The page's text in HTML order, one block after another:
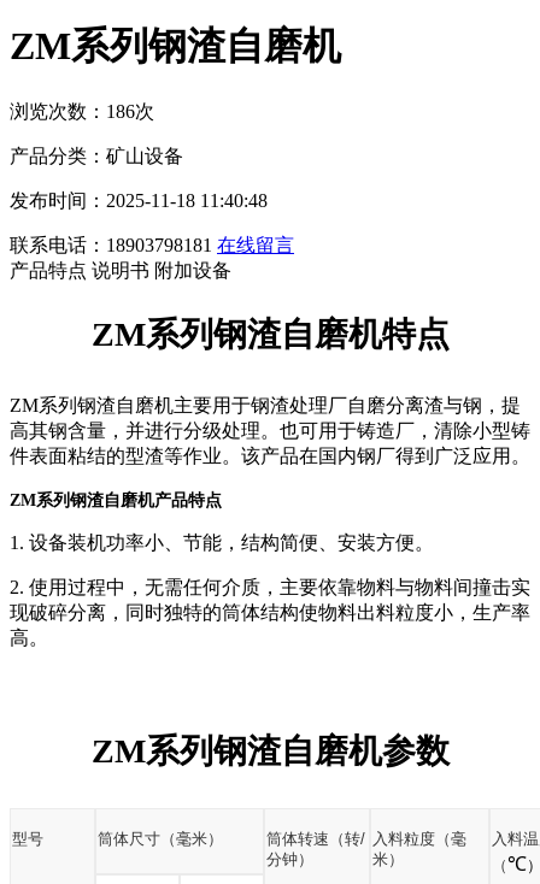
ZM系列钢渣自磨机
浏览次数：186次
产品分类：矿山设备
发布时间：2025-11-18 11:40:48
联系电话：18903798181 在线留言
产品特点 说明书 附加设备
ZM系列钢渣自磨机特点
ZM系列钢渣自磨机主要用于钢渣处理厂自磨分离渣与钢，提
高其钢含量，并进行分级处理。也可用于铸造厂，清除小型铸
件表面粘结的型渣等作业。该产品在国内钢厂得到广泛应用。
ZM系列钢渣自磨机产品特点
1. 设备装机功率小、节能，结构简便、安装方便。
2. 使用过程中，无需任何介质，主要依靠物料与物料间撞击实
现破碎分离，同时独特的筒体结构使物料出料粒度小，生产率
高。
ZM系列钢渣自磨机参数
型号 筒体尺寸（毫米） 筒体转速（转/
分钟）
入料粒度（毫
米）
入料
（ ℃